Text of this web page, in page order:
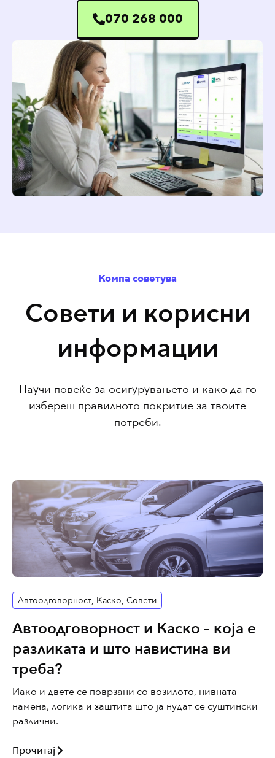
070 268 000
Компа советува
Совети и корисни
информации
Научи повеќе за осигурувањето и како да го
избереш правилното покритие за твоите
потреби.
Автоодговорност, Каско, Совети
Автоодговорност и Каско – која е
разликата и што навистина ви
треба?
Иако и двете се поврзани со возилото, нивната
намена, логика и заштита што ја нудат се суштински
различни.
Прочитај